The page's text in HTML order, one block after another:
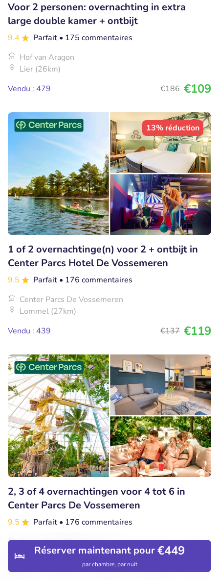
Restaurants Réservations
Réserver maintenant pour€449
par chambre, par nuit
Voor 2 personen: overnachting in extra
large double kamer + ontbijt
9.4 Parfait • 175 commentaires
Hof van Aragon
Lier (26km)
Vendu : 479
€186 €109
13% réduction
1 of 2 overnachtinge(n) voor 2 + ontbijt in
Center Parcs Hotel De Vossemeren
9.5 Parfait • 176 commentaires
Center Parcs De Vossemeren
Lommel (27km)
Vendu : 439
€137 €119
2, 3 of 4 overnachtingen voor 4 tot 6 in
Center Parcs De Vossemeren
9.5 Parfait • 176 commentaires
Center Parcs De Vossemeren
Lommel (27km)
Vendu : 3
€263 €263